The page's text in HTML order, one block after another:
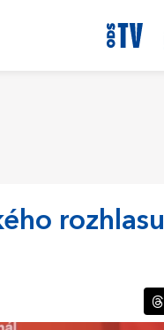
rozhlasu